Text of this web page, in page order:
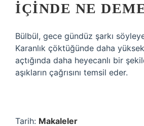
IÇINDE NE
Bülbül, gece gündüz şarkı
Karanlık çöktüğünde daha
açtığında daha heyecanlı bir
aşıkların çağrısını temsil eder.
Tarih: Makaleler